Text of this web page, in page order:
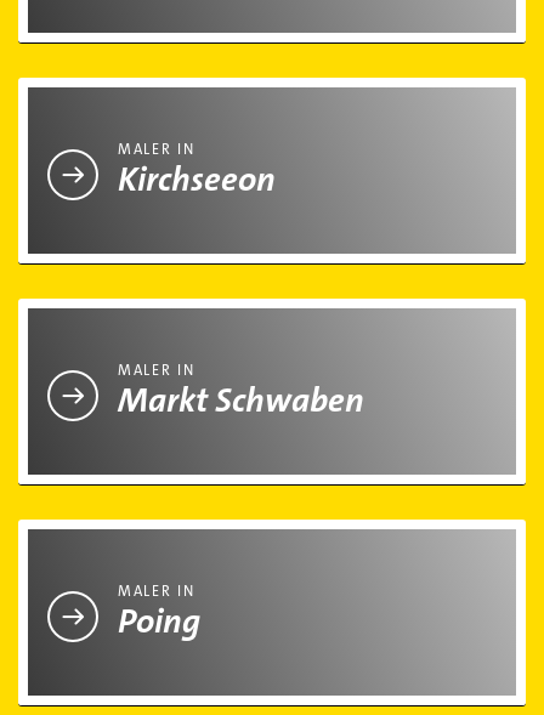
MALER IN
Kirchseeon
MALER IN
Markt Schwaben
MALER IN
Poing